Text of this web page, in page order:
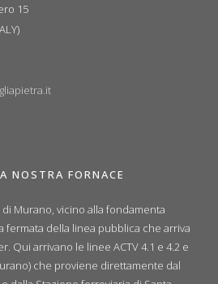
15
NOSTRA FORNACE
Murano, vicino alla fondamenta
fermata della linea pubblica che arriva
Qui arrivano le linee ACTV 4.1 e 4.2 e
che proviene direttamente dal